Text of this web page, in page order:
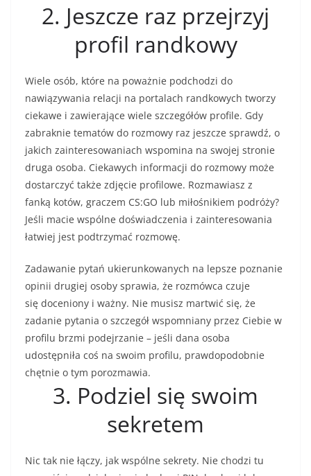
2. Jeszcze raz przejrzyj
profil randkowy
Wiele osób, które na poważnie podchodzi do
nawiązywania relacji na portalach randkowych tworzy
ciekawe i zawierające wiele szczegółów profile. Gdy
zabraknie tematów do rozmowy raz jeszcze sprawdź, o
jakich zainteresowaniach wspomina na swojej stronie
druga osoba. Ciekawych informacji do rozmowy może
dostarczyć także zdjęcie profilowe. Rozmawiasz z
fanką kotów, graczem CS:GO lub miłośnikiem podróży?
Jeśli macie wspólne doświadczenia i zainteresowania
łatwiej jest podtrzymać rozmowę.
Zadawanie pytań ukierunkowanych na lepsze poznanie
opinii drugiej osoby sprawia, że rozmówca czuje
się doceniony i ważny. Nie musisz martwić się, że
zadanie pytania o szczegół wspomniany przez Ciebie w
profilu brzmi podejrzanie – jeśli dana osoba
udostępniła coś na swoim profilu, prawdopodobnie
chętnie o tym porozmawia.
3. Podziel się swoim
sekretem
Nic tak nie łączy, jak wspólne sekrety. Nie chodzi tu